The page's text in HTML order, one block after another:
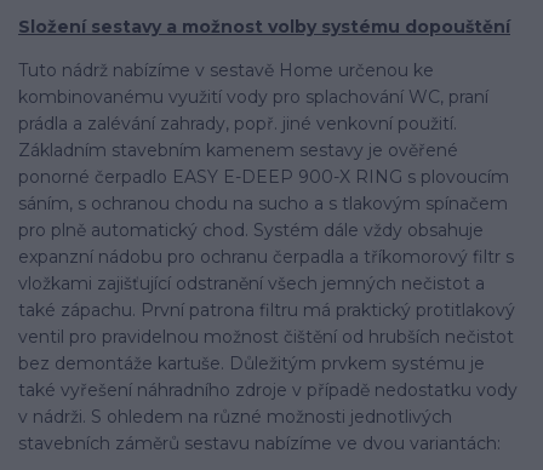
Složení sestavy a možnost volby systému dopouštění
Tuto nádrž nabízíme v sestavě Home určenou ke
kombinovanému využití vody pro splachování WC, praní
prádla a zalévání zahrady, popř. jiné venkovní použití.
Základním stavebním kamenem sestavy je ověřené
ponorné čerpadlo EASY E-DEEP 900-X RING s plovoucím
sáním, s ochranou chodu na sucho a s tlakovým spínačem
pro plně automatický chod. Systém dále vždy obsahuje
expanzní nádobu pro ochranu čerpadla a tříkomorový filtr s
vložkami zajišťující odstranění všech jemných nečistot a
také zápachu. První patrona filtru má praktický protitlakový
ventil pro pravidelnou možnost čištění od hrubších nečistot
bez demontáže kartuše. Důležitým prvkem systému je
také vyřešení náhradního zdroje v případě nedostatku vody
v nádrži. S ohledem na různé možnosti jednotlivých
stavebních záměrů sestavu nabízíme ve dvou variantách: